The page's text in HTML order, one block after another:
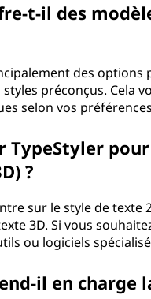
t-il des
des
préconçus. Cela
selon vos
TypeStyler
?
sur le style de
3D. Si vous
ou logiciels
il en